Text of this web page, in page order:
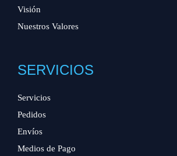
Visión
Nuestros Valores
SERVICIOS
Servicios
Pedidos
Envíos
Medios de Pago